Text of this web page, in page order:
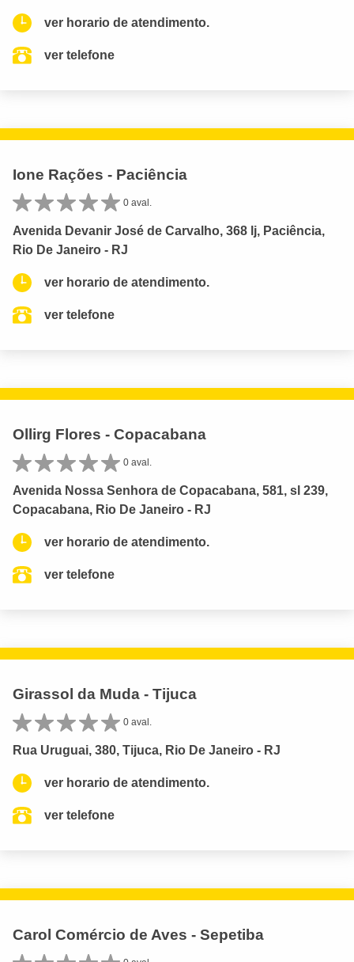
ver horario de atendimento.
ver telefone
Ione Rações - Paciência
0 aval.
Avenida Devanir José de Carvalho, 368 lj, Paciência,
Rio De Janeiro - RJ
ver horario de atendimento.
ver telefone
Ollirg Flores - Copacabana
0 aval.
Avenida Nossa Senhora de Copacabana, 581, sl 239,
Copacabana, Rio De Janeiro - RJ
ver horario de atendimento.
ver telefone
Girassol da Muda - Tijuca
0 aval.
Rua Uruguai, 380, Tijuca, Rio De Janeiro - RJ
ver horario de atendimento.
ver telefone
Carol Comércio de Aves - Sepetiba